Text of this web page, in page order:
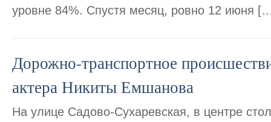
уровне 84%. Спустя месяц, ровно 12 июня
Дорожно-транспортное
актера Никиты Емшанова
На улице Садово-Сухаревская, в центре